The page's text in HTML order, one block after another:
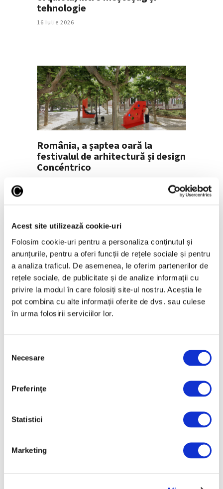
Acest site utilizează cookie-uri
Folosim cookie-uri pentru a personaliza conținutul și
anunțurile, pentru a oferi funcții de rețele sociale și pentru
a analiza traficul. De asemenea, le oferim partenerilor de
rețele sociale, de publicitate și de analize informații cu
privire la modul în care folosiți site-ul nostru. Aceștia le
pot combina cu alte informații oferite de dvs. sau culese
în urma folosirii serviciilor lor.
consimțământului
Necesare
Preferinţe
Statistici
Marketing
tehnologie
16 Iulie 2026
România, a șaptea oară la
festivalul de arhitectură și design
Concéntrico
Palatul Creditului Funciar Rural
din București, redeschis după 17
lui Brâncuși, în expoziție